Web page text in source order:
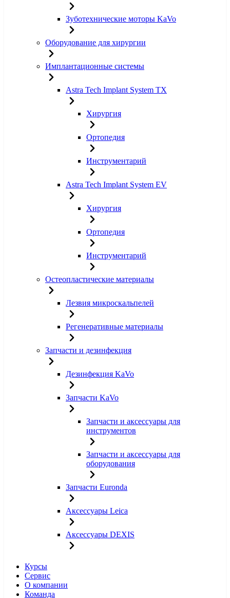
Зуботехнические моторы KaVo
Оборудование для хирургии
Имплантационные системы
Astra Tech Implant System TX
Хирургия
Ортопедия
Инструментарий
Astra Tech Implant System EV
Хирургия
Ортопедия
Инструментарий
Остеопластические материалы
Лезвия микроскальпелей
Регенеративные материалы
Запчасти и дезинфекция
Дезинфекция KaVo
Запчасти KaVo
Запчасти и аксессуары для
инструментов
Запчасти и аксессуары для
оборудования
Запчасти Euronda
Аксессуары Leica
Аксессуары DEXIS
Курсы
Сервис
О компании
Команда